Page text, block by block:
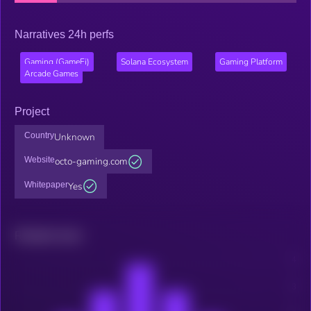
Narratives 24h perfs
Gaming (GameFi) Solana Ecosystem
Gaming Platform
Arcade Games
Project
CountryUnknown
Websiteocto-gaming.com
WhitepaperYes